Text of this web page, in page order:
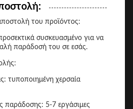
του προϊόντος:
συσκευασμένο για να
παράδοσή του σε εσάς.
τυποποιημένη χερσαία
παράδοσης: 5-7 εργάσιμες